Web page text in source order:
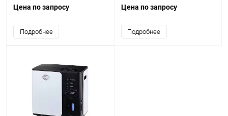
Цена по запросу
Подробнее
распыления (небулайзера)
Цена по запросу
Подробнее